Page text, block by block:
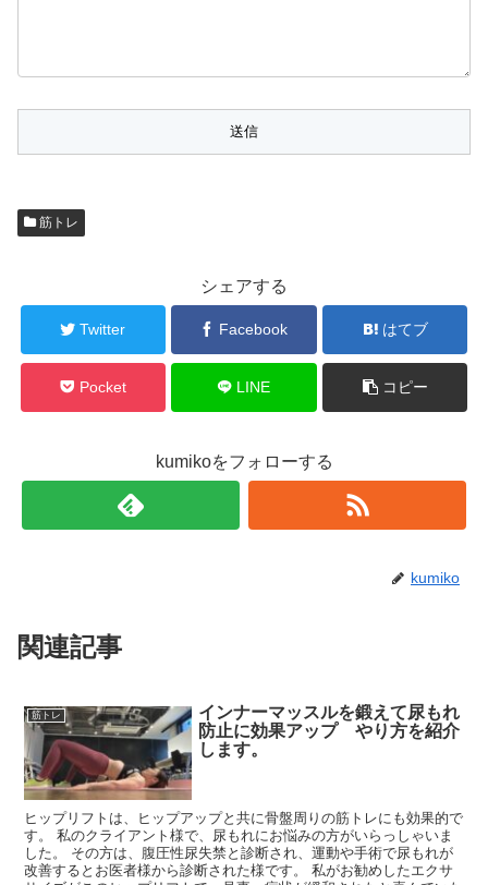
筋トレ
シェアする
Twitter Facebook はてブ
Pocket LINE コピー
kumikoをフォローする
kumiko
関連記事
筋トレ
インナーマッスルを鍛えて尿もれ
防止に効果アップ やり方を紹介
します。
ヒップリフトは、ヒップアップと共に骨盤周りの筋トレにも効果的で
す。 私のクライアント様で、尿もれにお悩みの方がいらっしゃいま
した。 その方は、腹圧性尿失禁と診断され、運動や手術で尿もれが
改善するとお医者様から診断された様です。 私がお勧めしたエクサ